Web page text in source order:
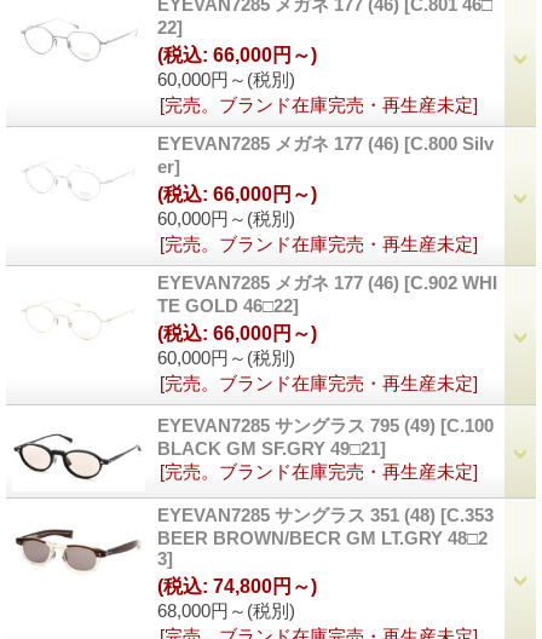
22]
60,000円～ (税別)
(税込: 66,000円～)
[完売。ブランド在庫完売・再生産未定]
EYEVAN7285 メガネ 177 (46) [C.800 Silv
er]
60,000円～ (税別)
(税込: 66,000円～)
[完売。ブランド在庫完売・再生産未定]
EYEVAN7285 メガネ 177 (46) [C.902 WHI
TE GOLD 46□22]
60,000円～ (税別)
(税込: 66,000円～)
[完売。ブランド在庫完売・再生産未定]
EYEVAN7285 サングラス 795 (49) [C.100
BLACK GM SF.GRY 49□21]
[完売。ブランド在庫完売・再生産未定]
EYEVAN7285 サングラス 351 (48) [C.353
BEER BROWN/BECR GM LT.GRY 48□2
3]
68,000円～ (税別)
(税込: 74,800円～)